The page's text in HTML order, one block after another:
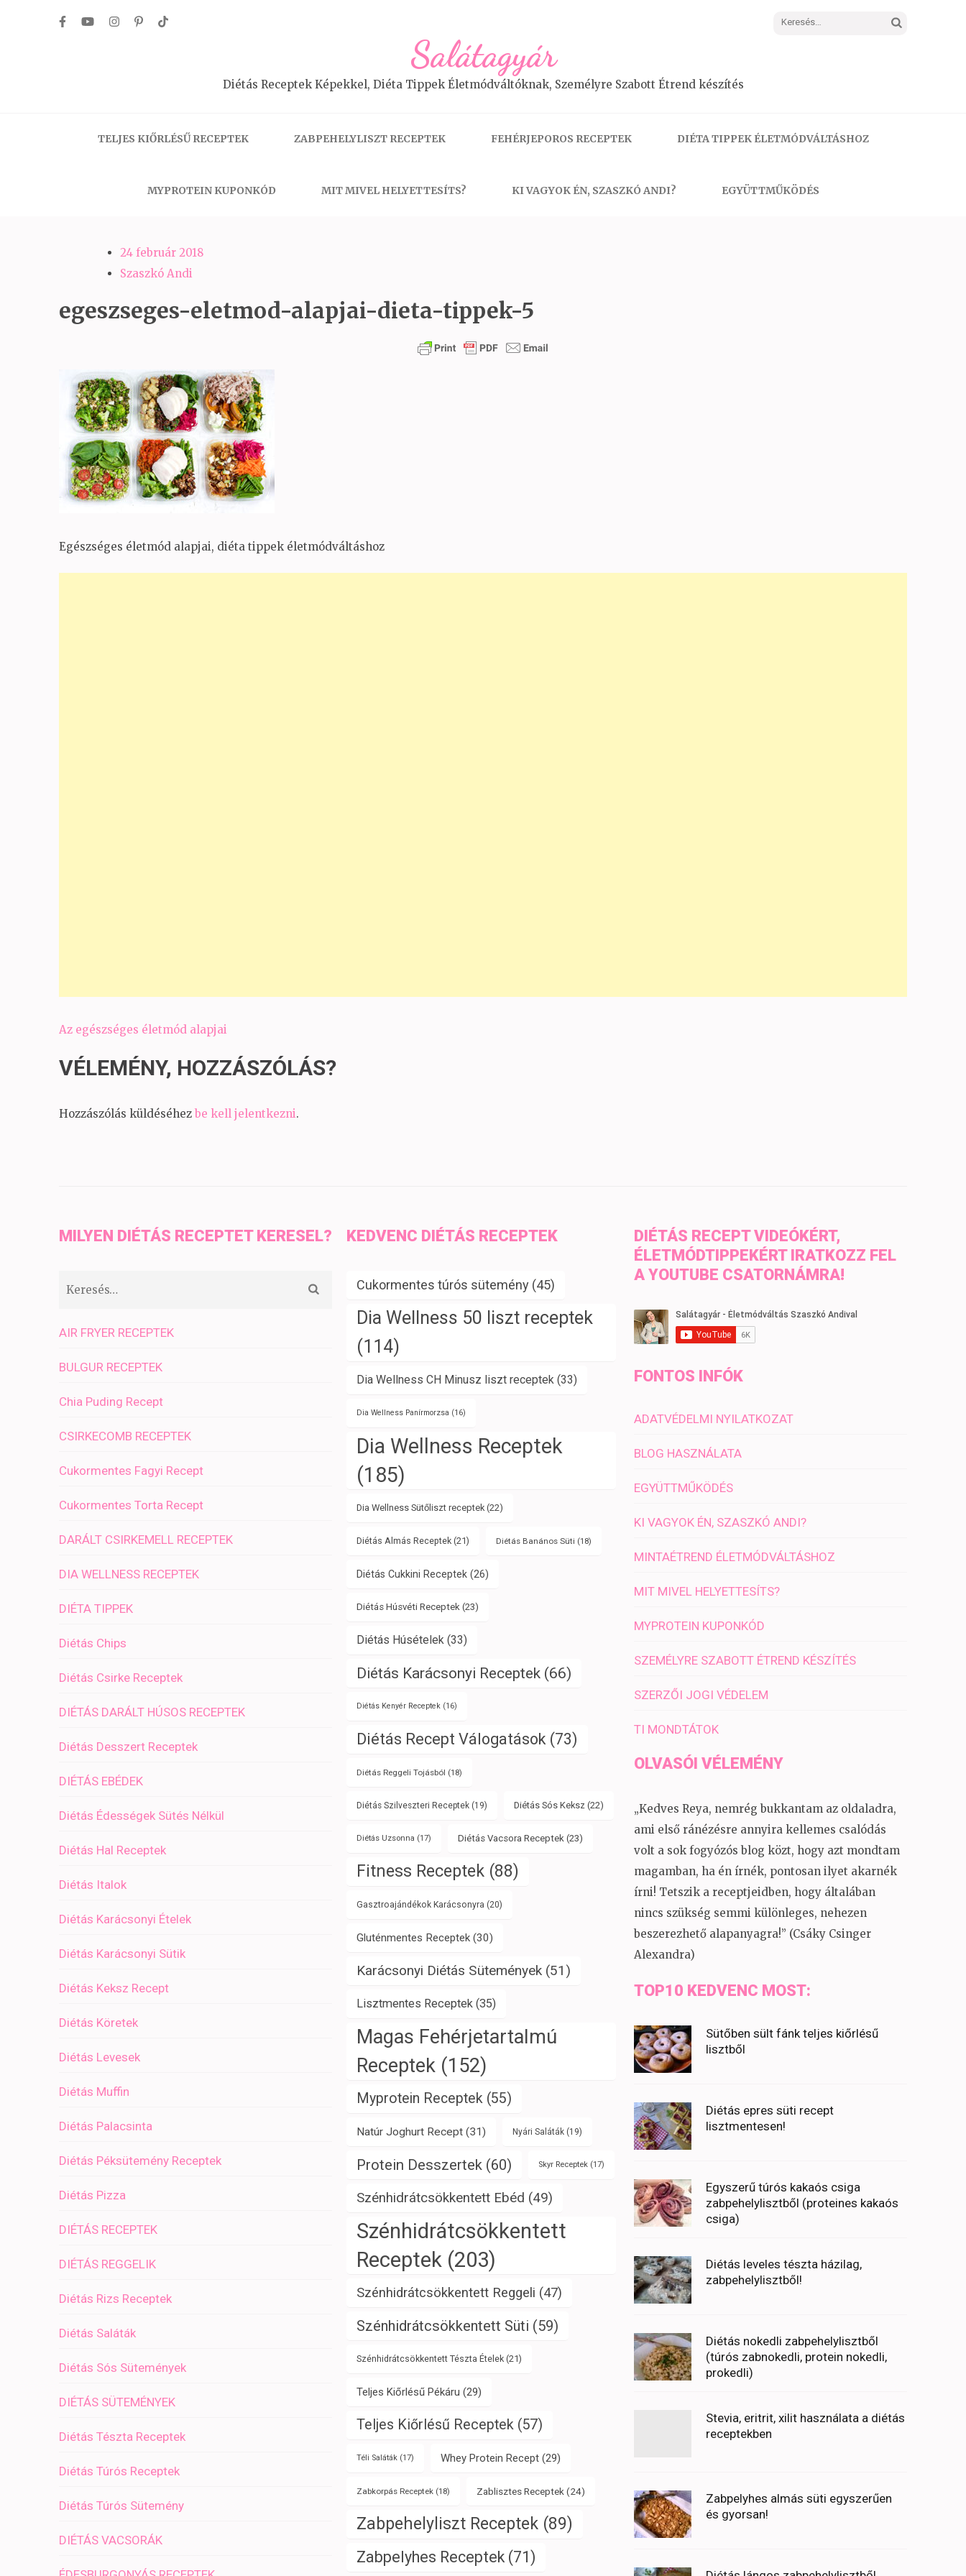
Keresés:
Salátagyár
Diétás Receptek Képekkel, Diéta Tippek Életmódváltóknak, Személyre Szabott Étrend készítés
TELJES KIŐRLÉSŰ RECEPTEK ZABPEHELYLISZT RECEPTEK FEHÉRJEPOROS RECEPTEK DIÉTA TIPPEK ÉLETMÓDVÁLTÁSHOZ
MYPROTEIN KUPONKÓD MIT MIVEL HELYETTESÍTS? KI VAGYOK ÉN, SZASZKÓ ANDI? EGYÜTTMŰKÖDÉS
24 február 2018
Szaszkó Andi
egeszseges-eletmod-alapjai-dieta-tippek-5
Egészséges életmód alapjai, diéta tippek életmódváltáshoz
Bejegyzés
Az egészséges életmód alapjai
VÉLEMÉNY, HOZZÁSZÓLÁS?
Hozzászólás küldéséhez be kell jelentkezni.
MILYEN DIÉTÁS RECEPTET KERESEL?
AIR FRYER RECEPTEK
BULGUR RECEPTEK
Chia Puding Recept
CSIRKECOMB RECEPTEK
Cukormentes Fagyi Recept
Cukormentes Torta Recept
DARÁLT CSIRKEMELL RECEPTEK
DIA WELLNESS RECEPTEK
DIÉTA TIPPEK
Diétás Chips
Diétás Csirke Receptek
DIÉTÁS DARÁLT HÚSOS RECEPTEK
Diétás Desszert Receptek
DIÉTÁS EBÉDEK
Diétás Édességek Sütés Nélkül
Diétás Hal Receptek
Diétás Italok
Diétás Karácsonyi Ételek
Diétás Karácsonyi Sütik
Diétás Keksz Recept
Diétás Köretek
Diétás Levesek
Diétás Muffin
Diétás Palacsinta
Diétás Péksütemény Receptek
Diétás Pizza
DIÉTÁS RECEPTEK
DIÉTÁS REGGELIK
Diétás Rizs Receptek
Diétás Saláták
Diétás Sós Sütemények
DIÉTÁS SÜTEMÉNYEK
Diétás Tészta Receptek
Diétás Túrós Receptek
Diétás Túrós Sütemény
DIÉTÁS VACSORÁK
KEDVENC DIÉTÁS RECEPTEK
Cukormentes túrós sütemény(45)
Dia Wellness 50 liszt receptek
(114)
Dia Wellness CH Minusz liszt receptek (33)
Dia Wellness Panírmorzsa (16)
Dia Wellness Receptek
(185)
Dia Wellness Sütőliszt receptek(22)
Diétás Almás Receptek(21) Diétás Banános Süti (18)
Diétás Cukkini Receptek(26)
Diétás Húsvéti Receptek (23)
Diétás Húsételek (33)
Diétás Karácsonyi Receptek(66)
Diétás Kenyér Receptek(16)
Diétás Recept Válogatások (73)
Diétás Reggeli Tojásból (18)
Diétás Szilveszteri Receptek(19) Diétás Sós Keksz (22)
Diétás Uzsonna (17) Diétás Vacsora Receptek (23)
Fitness Receptek(88)
Gasztroajándékok Karácsonyra (20)
Gluténmentes Receptek(30)
Karácsonyi Diétás Sütemények(51)
Lisztmentes Receptek (35)
Magas Fehérjetartalmú
Receptek(152)
Myprotein Receptek(55)
Natúr Joghurt Recept(31) Nyári Saláták(19)
Protein Desszertek (60) Skyr Receptek(17)
Szénhidrátcsökkentett Ebéd (49)
Szénhidrátcsökkentett
Receptek (203)
Szénhidrátcsökkentett Reggeli (47)
Szénhidrátcsökkentett Süti (59)
Szénhidrátcsökkentett Tészta Ételek(21)
Teljes Kiőrlésű Pékáru (29)
Teljes Kiőrlésű Receptek(57)
Téli Saláták(17) Whey Protein Recept(29)
Zabkorpás Receptek(18) Zablisztes Receptek (24)
Zabpehelyliszt Receptek(89)
Zabpelyhes Receptek(71)
DIÉTÁS RECEPT VIDEÓKÉRT,
ÉLETMÓDTIPPEKÉRT IRATKOZZ FEL
A YOUTUBE CSATORNÁMRA!
FONTOS INFÓK
ADATVÉDELMI NYILATKOZAT
BLOG HASZNÁLATA
EGYÜTTMŰKÖDÉS
KI VAGYOK ÉN, SZASZKÓ ANDI?
MINTAÉTREND ÉLETMÓDVÁLTÁSHOZ
MIT MIVEL HELYETTESÍTS?
MYPROTEIN KUPONKÓD
SZEMÉLYRE SZABOTT ÉTREND KÉSZÍTÉS
SZERZŐI JOGI VÉDELEM
TI MONDTÁTOK
OLVASÓI VÉLEMÉNY
„Kedves Reya, nemrég bukkantam az oldaladra,
ami első ránézésre annyira kellemes csalódás
volt a sok fogyózós blog közt, hogy azt mondtam
magamban, ha én írnék, pontosan ilyet akarnék
írni! Tetszik a receptjeidben, hogy általában
nincs szükség semmi különleges, nehezen
beszerezhető alapanyagra!” (Csáky Csinger
Alexandra)
TOP10 KEDVENC MOST:
Sütőben sült fánk teljes kiőrlésű
lisztből
Diétás epres süti recept
lisztmentesen!
Egyszerű túrós kakaós csiga
zabpehelylisztből (proteines kakaós
csiga)
Diétás leveles tészta házilag,
zabpehelylisztből!
Diétás nokedli zabpehelylisztből
(túrós zabnokedli, protein nokedli,
prokedli)
Stevia, eritrit, xilit használata a diétás
receptekben
Zabpelyhes almás süti egyszerűen
és gyorsan!